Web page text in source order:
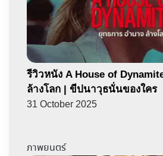
รีวิวหนัง A House of
ล้างโลก | ขีปนาวุธนั่นของใคร
31 October 2025
ภาพยนตร์